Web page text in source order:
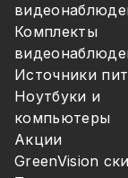
Комплекты
Источники
Ноутбуки и
компьютеры
Акции
GreenVision